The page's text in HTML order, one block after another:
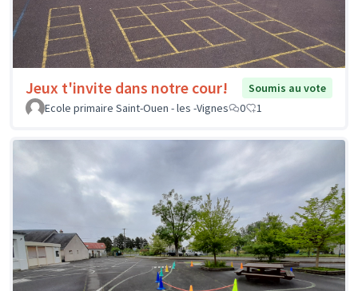
Jeux t'invite dans notre cour!
Soumis au vote
Ecole primaire Saint-Ouen - les -Vignes
0 1